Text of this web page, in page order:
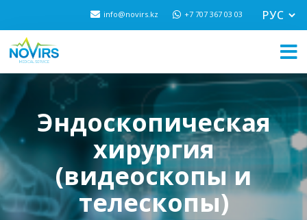
info@novirs.kz +7 707 367 03 03
Эндоскопическая
хирургия
(видеоскопы и
телескопы)